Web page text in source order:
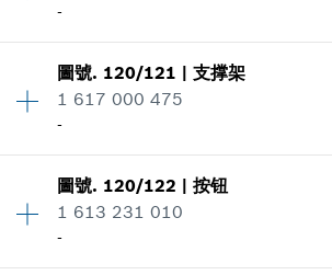
0.00 HK$*
添加到購物籃
-
添加到購物籃
-
數量 1
價格類組:
適用機種
顯示在插圖
圖號. 120/121 |支撑架
1 617 000 475
-
數量 1
價格類組: 00
適用機種
圖號. 120/122 |按钮
1 613 231 010
-